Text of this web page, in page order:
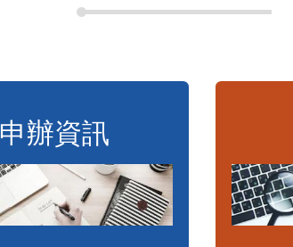
申辦資訊